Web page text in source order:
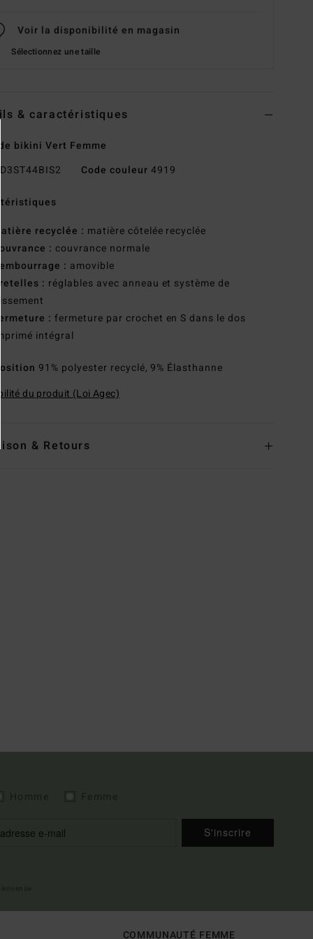
Voir la disponibilité en magasin
Sélectionnez une taille
& caractéristiques
bikini Vert Femme
D3ST44BIS2 Code couleur 4919
Matière recyclée : matière côtelée recyclée
Couvrance : couvrance normale
Rembourrage : amovible
Bretelles : réglables avec anneau et système de
Fermeture : fermeture par crochet en S dans le dos
Imprimé intégral
91% polyester recyclé, 9% Élasthanne
du produit (Loi Agec)
& Retours
S'inscrire
COMMUNAUTÉ FEMME